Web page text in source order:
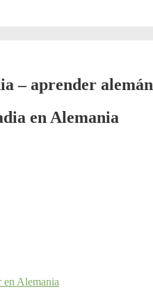
– aprender alemán
en Alemania
en Alemania